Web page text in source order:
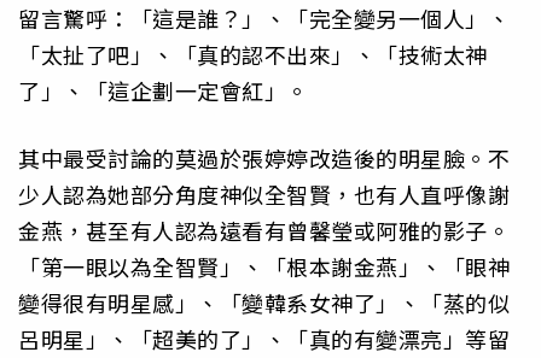
留言驚呼：「這是誰？」、「完全變另一個人」、
「太扯了吧」、「真的認不出來」、「技術太神
了」、「這企劃一定會紅」。
其中最受討論的莫過於張婷婷改造後的明星臉。不
少人認為她部分角度神似全智賢，也有人直呼像謝
金燕，甚至有人認為遠看有曾馨瑩或阿雅的影子。
「第一眼以為全智賢」、「根本謝金燕」、「眼神
變得很有明星感」、「變韓系女神了」、「蒸的似
呂明星」、「超美的了」、「真的有變漂亮」等留